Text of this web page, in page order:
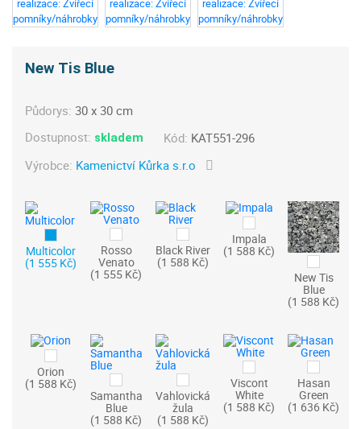
New Tis Blue
Půdorys:30 x 30 cm
Dostupnost: skladem Kód: KAT551-296
Výrobce: Kamenictví Kůrka s.r.o
Multicolor
(1 555 Kč)
Rosso
Venato
(1 555 Kč)
Black River
(1 588 Kč)
Impala
(1 588 Kč)
New Tis
Blue
(1 588 Kč)
Orion
(1 588 Kč)
Samantha
Blue
(1 588 Kč)
Vahlovická
žula
(1 588 Kč)
Viscont
White
(1 588 Kč)
Hasan
Green
(1 636 Kč)